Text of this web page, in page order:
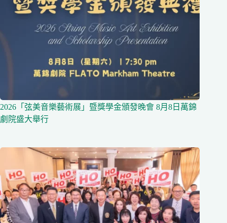
2026「弦美音樂藝術展」暨獎學金頒發晚會 8月8日萬錦
劇院盛大舉行